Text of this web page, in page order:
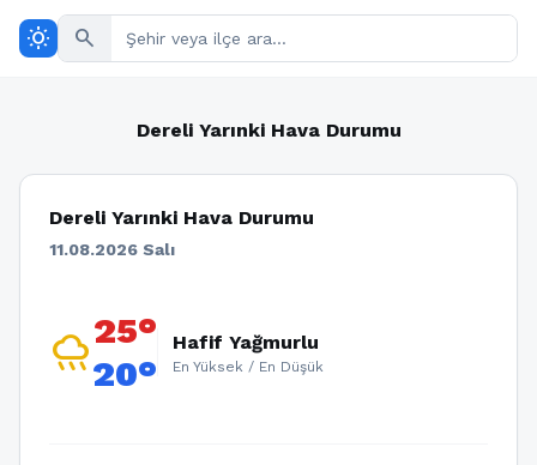
wb_sunny search
Dereli Yarınki Hava Durumu
Dereli Yarınki Hava Durumu
11.08.2026 Salı
rainy25°
20°
Hafif Yağmurlu
En Yüksek / En Düşük